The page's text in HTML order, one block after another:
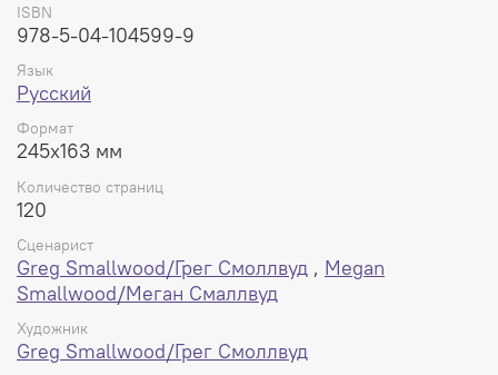
ISBN
978-5-04-104599-9
Язык
Русский
Формат
245x163 мм
Количество страниц
120
Сценарист
Greg Smallwood/Грег Смоллвуд , Megan
Smallwood/Меган Смаллвуд
Художник
Greg Smallwood/Грег Смоллвуд